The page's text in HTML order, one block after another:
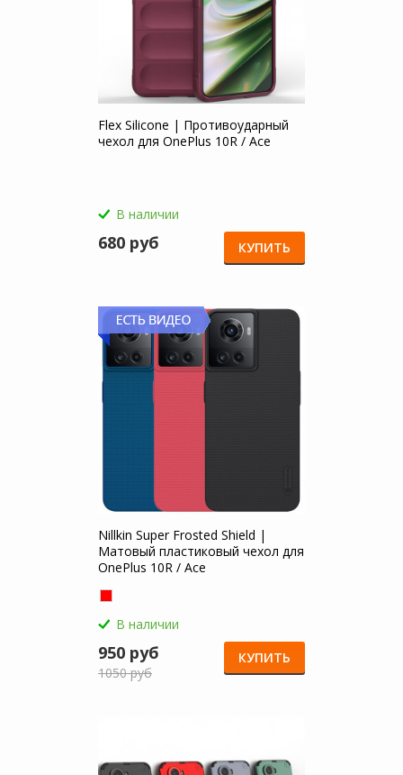
Flex Silicone | Противоударный
чехол для OnePlus 10R / Ace
В наличии
680 руб КУПИТЬ
Nillkin Super Frosted Shield |
Матовый пластиковый чехол для
OnePlus 10R / Ace
В наличии
950 руб
1050 руб
КУПИТЬ